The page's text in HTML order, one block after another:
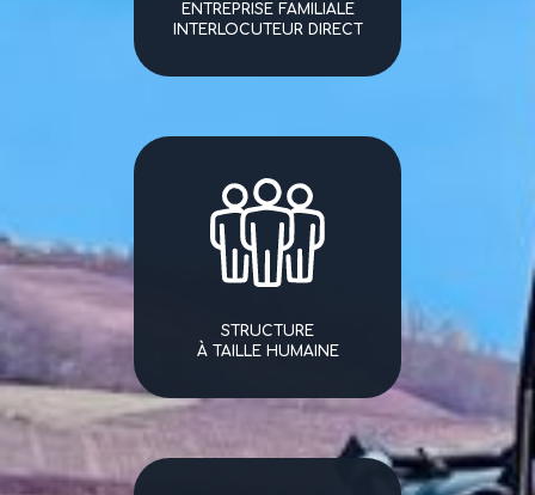
ENTREPRISE FAMILIALE
INTERLOCUTEUR DIRECT
STRUCTURE
À TAILLE HUMAINE